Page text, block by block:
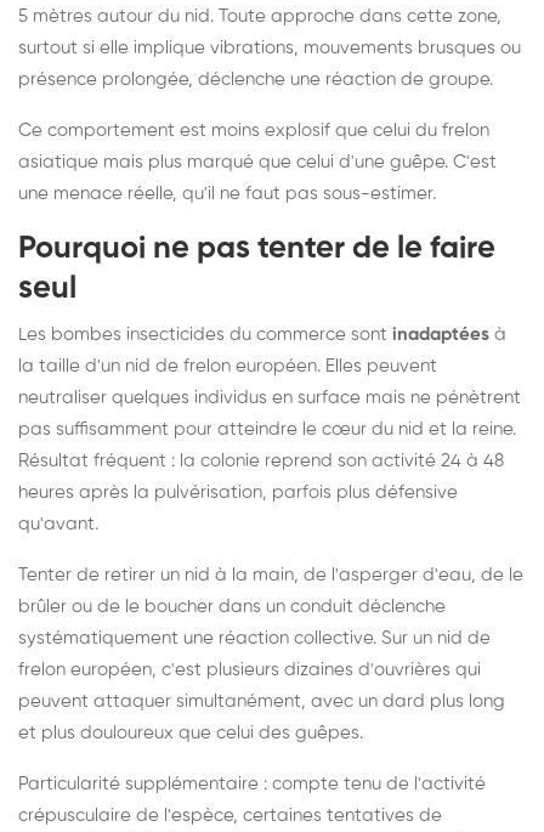
5 mètres autour du nid. Toute approche dans cette zone,
surtout si elle implique vibrations, mouvements brusques ou
présence prolongée, déclenche une réaction de groupe.
Ce comportement est moins explosif que celui du frelon
asiatique mais plus marqué que celui d'une guêpe. C'est
une menace réelle, qu'il ne faut pas sous-estimer.
Pourquoi ne pas tenter de le faire
seul
Les bombes insecticides du commerce sont inadaptées à
la taille d'un nid de frelon européen. Elles peuvent
neutraliser quelques individus en surface mais ne pénètrent
pas suffisamment pour atteindre le cœur du nid et la reine.
Résultat fréquent : la colonie reprend son activité 24 à 48
heures après la pulvérisation, parfois plus défensive
qu'avant.
Tenter de retirer un nid à la main, de l'asperger d'eau, de le
brûler ou de le boucher dans un conduit déclenche
systématiquement une réaction collective. Sur un nid de
frelon européen, c'est plusieurs dizaines d'ouvrières qui
peuvent attaquer simultanément, avec un dard plus long
et plus douloureux que celui des guêpes.
Particularité supplémentaire : compte tenu de l'activité
crépusculaire de l'espèce, certaines tentatives de